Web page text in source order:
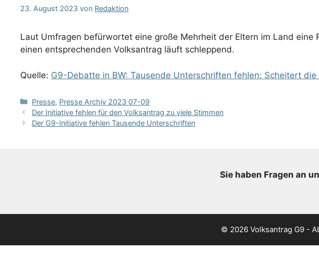
23. August 2023 von Redaktion
Laut Umfragen befürwortet eine große Mehrheit der Eltern im Land
einen entsprechenden Volksantrag läuft schleppend.
Quelle: G9-Debatte in BW: Tausende Unterschriften fehlen: Scheitert
Kategorien
Presse, Presse Archiv 2023 07-09
Der Initiative fehlen für den Volksantrag zu viele Stimmen
Der G9-Initiative fehlen Tausende Unterschriften
Sie haben Fragen an
© 2026 Volksantrag G9 -